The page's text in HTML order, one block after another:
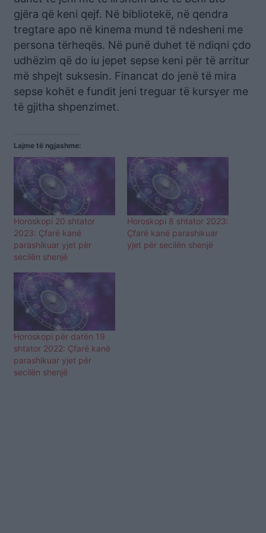
gjëra që keni qejf. Në bibliotekë, në qendra
tregtare apo në kinema mund të ndesheni me
persona tërheqës. Në punë duhet të ndiqni çdo
udhëzim që do iu jepet sepse keni për të arritur
më shpejt suksesin. Financat do jenë të mira
sepse kohët e fundit jeni treguar të kursyer me
të gjitha shpenzimet.
Lajme të ngjashme:
Horoskopi 20 shtator
2023: Çfarë kanë
parashikuar yjet për
secilën shenjë
Horoskopi 8 shtator 2023:
Çfarë kanë parashikuar
yjet për secilën shenjë
Horoskopi për datën 19
shtator 2022: Çfarë kanë
parashikuar yjet për
secilën shenjë